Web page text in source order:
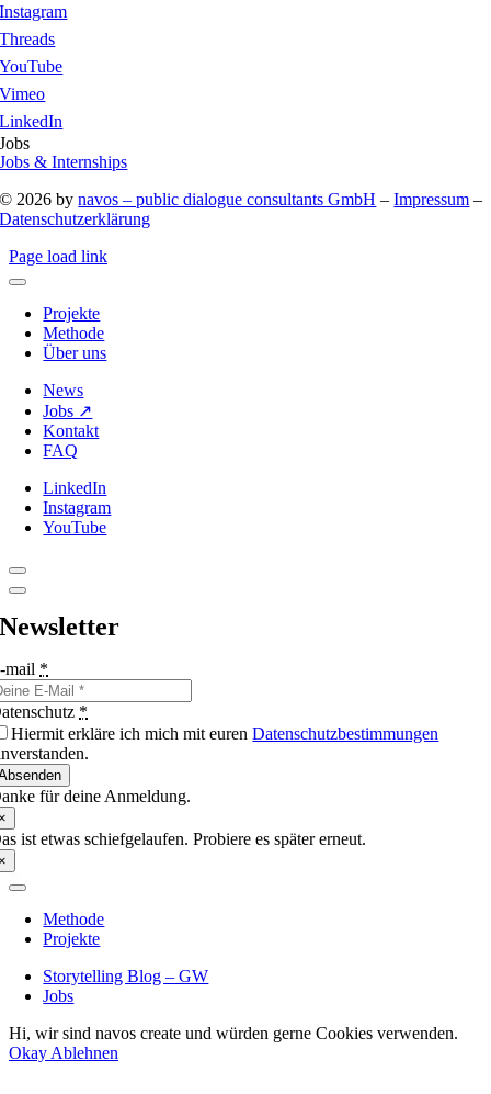
Instagram
Threads
YouTube
Vimeo
LinkedIn
Jobs
Jobs & Internships
© 2026 bynavos – public dialogue consultants GmbH –Impressum –
Datenschutzerklärung
Page load link
Projekte
Methode
Über uns
News
Jobs ↗︎
Kontakt
FAQ
LinkedIn
Instagram
YouTube
Newsletter
mail *
*
Hiermit erkläre ich mich mit eurenDatenschutz­bestimmungen
für deine Anmeldung.
ist etwas schiefgelaufen. Probiere es später erneut.
Methode
Projekte
Storytelling Blog – GW
Jobs
Hi, wir sind navos create und würden gerne Cookies verwenden.
Okay Ablehnen